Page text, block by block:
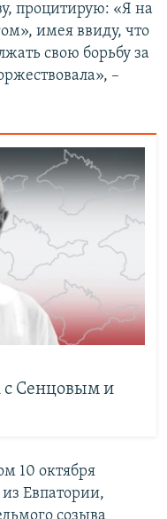
процитирую: «Я на
имея ввиду, что
свою борьбу за
–
с Сенцовым и
10 октября
Евпатории,
созыва